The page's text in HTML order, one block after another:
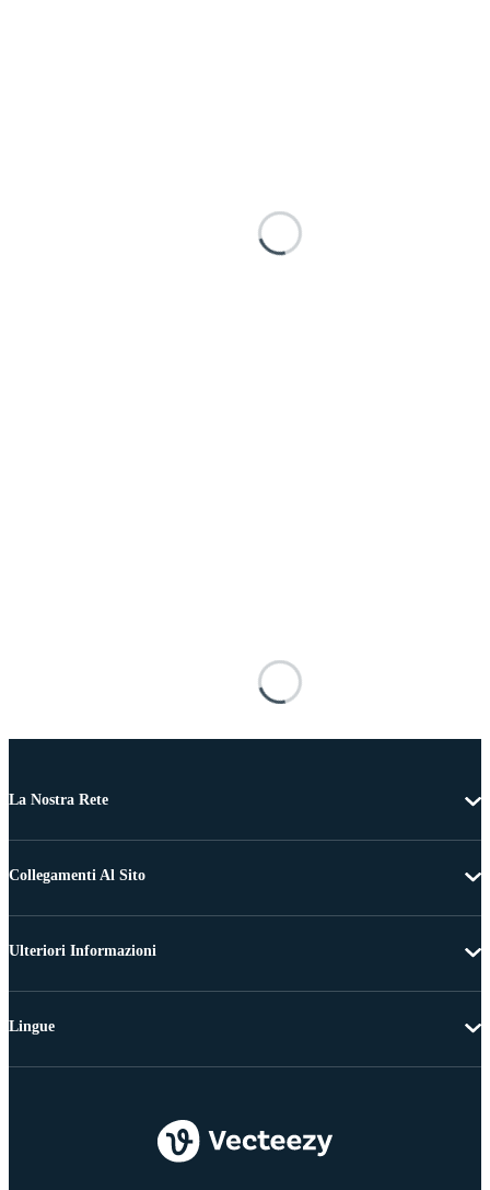
La Nostra Rete
Collegamenti Al Sito
Ulteriori Informazioni
Lingue